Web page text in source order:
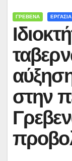
ΓΡΕΒΕΝΑ ΕΡΓΑΣΙΑ
στην